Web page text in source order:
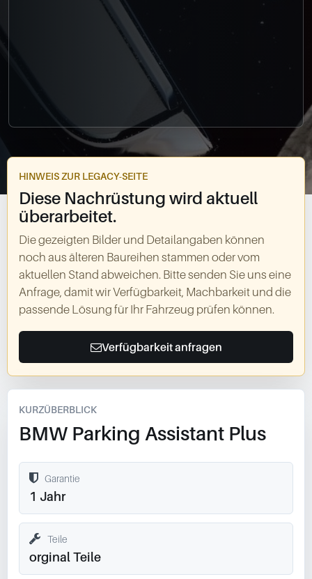
HINWEIS ZUR LEGACY-SEITE
Diese Nachrüstung wird aktuell
überarbeitet.
Die gezeigten Bilder und Detailangaben können
noch aus älteren Baureihen stammen oder vom
aktuellen Stand abweichen. Bitte senden Sie uns eine
Anfrage, damit wir Verfügbarkeit, Machbarkeit und die
passende Lösung für Ihr Fahrzeug prüfen können.
Verfügbarkeit anfragen
KURZÜBERBLICK
BMW Parking Assistant Plus
Garantie
1 Jahr
Teile
orginal Teile